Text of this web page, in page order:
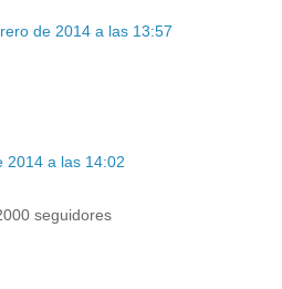
de 2014 a las 13:57
2014 a las 14:02
seguidores